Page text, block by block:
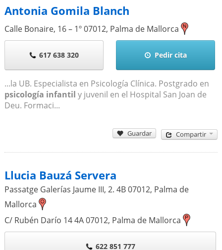
Antonia Gomila Blanch
Calle Bonaire, 16 – 1º07012, Palma de Mallorca
617 638 320 Pedir cita
...la UB. Especialista en Psicología Clínica. Postgrado en
psicología infantil y juvenil en el Hospital San Joan de
Deu. Formaci...
Guardar Compartir
Llucia Bauzá Servera
Passatge Galerías Jaume III, 2. 4B07012, Palma de
Mallorca
C/ Rubén Darío 14 4A07012, Palma de Mallorca
622 851 777